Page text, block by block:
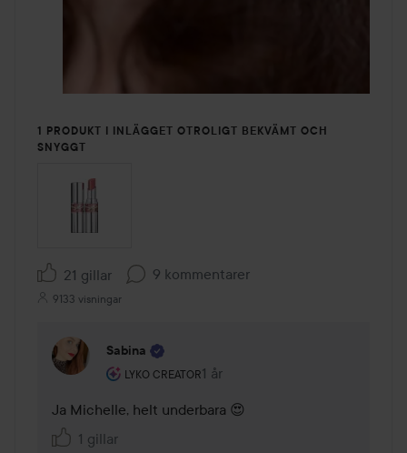
1 PRODUKT I INLÄGGET OTROLIGT BEKVÄMT OCH
SNYGGT
21 gillar 9 kommentarer
9133 visningar
Sabina
LYKO CREATOR
Användarens roll: Lyko Creator.
1 år
Kommentaren lades 1 år
Ja Michelle, helt underbara 😍
1 gillar